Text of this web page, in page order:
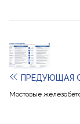
ПРЕДУЮЩАЯ
Мостовые